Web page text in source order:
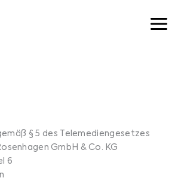
§ 5 des Telemediengesetzes
GmbH & Co. KG
6